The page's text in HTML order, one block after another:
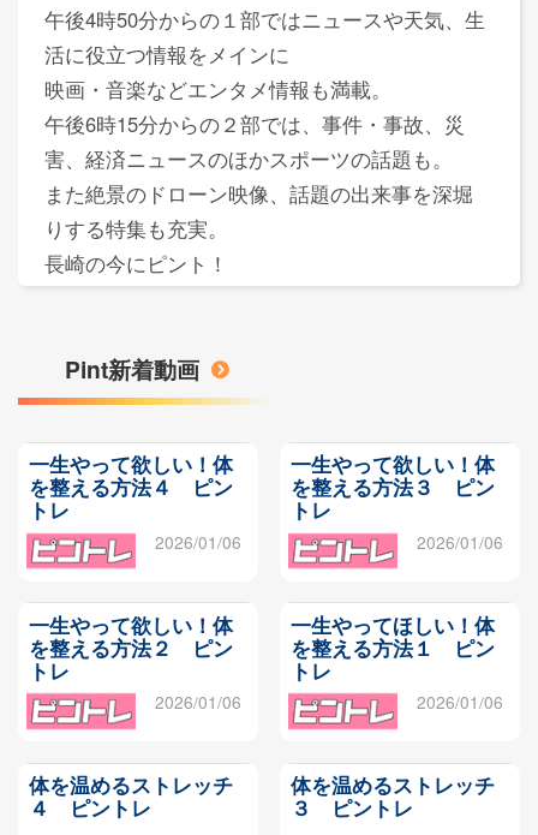
午後4時50分からの１部ではニュースや天気、生
活に役立つ情報をメインに
映画・音楽などエンタメ情報も満載。
午後6時15分からの２部では、事件・事故、災
害、経済ニュースのほかスポーツの話題も。
また絶景のドローン映像、話題の出来事を深堀
りする特集も充実。
長崎の今にピント！
Pint新着動画
一生やって欲しい！体
を整える方法４ ピン
トレ
2026/01/06
一生やって欲しい！体
を整える方法３ ピン
トレ
2026/01/06
一生やって欲しい！体
を整える方法２ ピン
トレ
2026/01/06
一生やってほしい！体
を整える方法１ ピン
トレ
2026/01/06
体を温めるストレッチ
４ ピントレ
体を温めるストレッチ
３ ピントレ